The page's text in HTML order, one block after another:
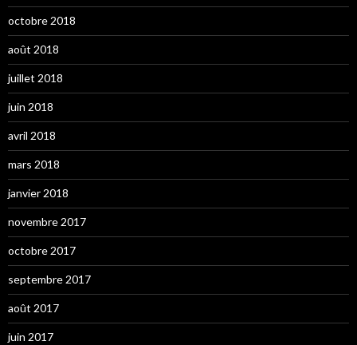
octobre 2018
août 2018
juillet 2018
juin 2018
avril 2018
mars 2018
janvier 2018
novembre 2017
octobre 2017
septembre 2017
août 2017
juin 2017